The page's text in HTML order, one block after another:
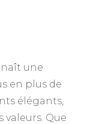
une
en plus de
élégants,
valeurs. Que